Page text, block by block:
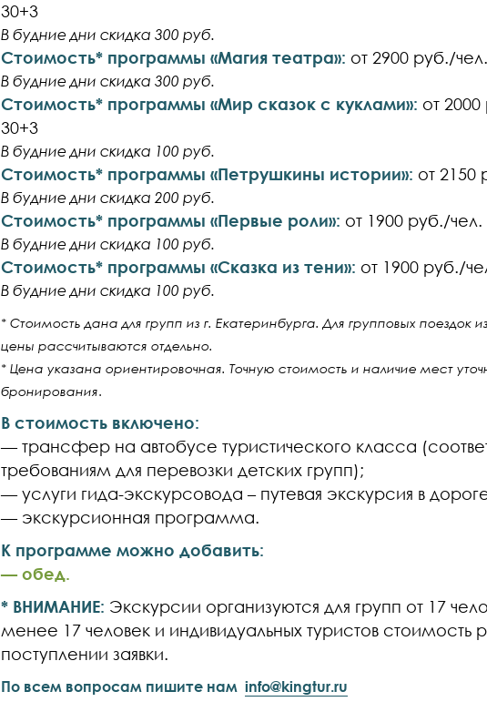
30+3
В будние дни скидка 300 руб.
Стоимость* программы «Магия театра»: от 2900 руб./
В будние дни скидка 300 руб.
Стоимость* программы «Мир сказок с куклами»: от
30+3
В будние дни скидка 100 руб.
Стоимость* программы «Петрушкины истории»: от 2150
В будние дни скидка 200 руб.
Стоимость* программы «Первые роли»: от 1900 руб./
В будние дни скидка 100 руб.
Стоимость* программы «Сказка из тени»: от 1900 руб./
В будние дни скидка 100 руб.
* Стоимость дана для групп из г. Екатеринбурга. Для групповых поездок
цены рассчитываются отдельно.
* Цена указана ориентировочная. Точную стоимость и наличие мест
бронирования.
В стоимость включено:
— трансфер на автобусе туристического класса
требованиям для перевозки детских групп);
— услуги гида-экскурсовода – путевая экскурсия в
— экскурсионная программа.
К программе можно добавить:
— обед.
* ВНИМАНИЕ: Экскурсии организуются для групп от 17
менее 17 человек и индивидуальных туристов стоимость
поступлении заявки.
По всем вопросам пишите намinfo@kingtur.ru